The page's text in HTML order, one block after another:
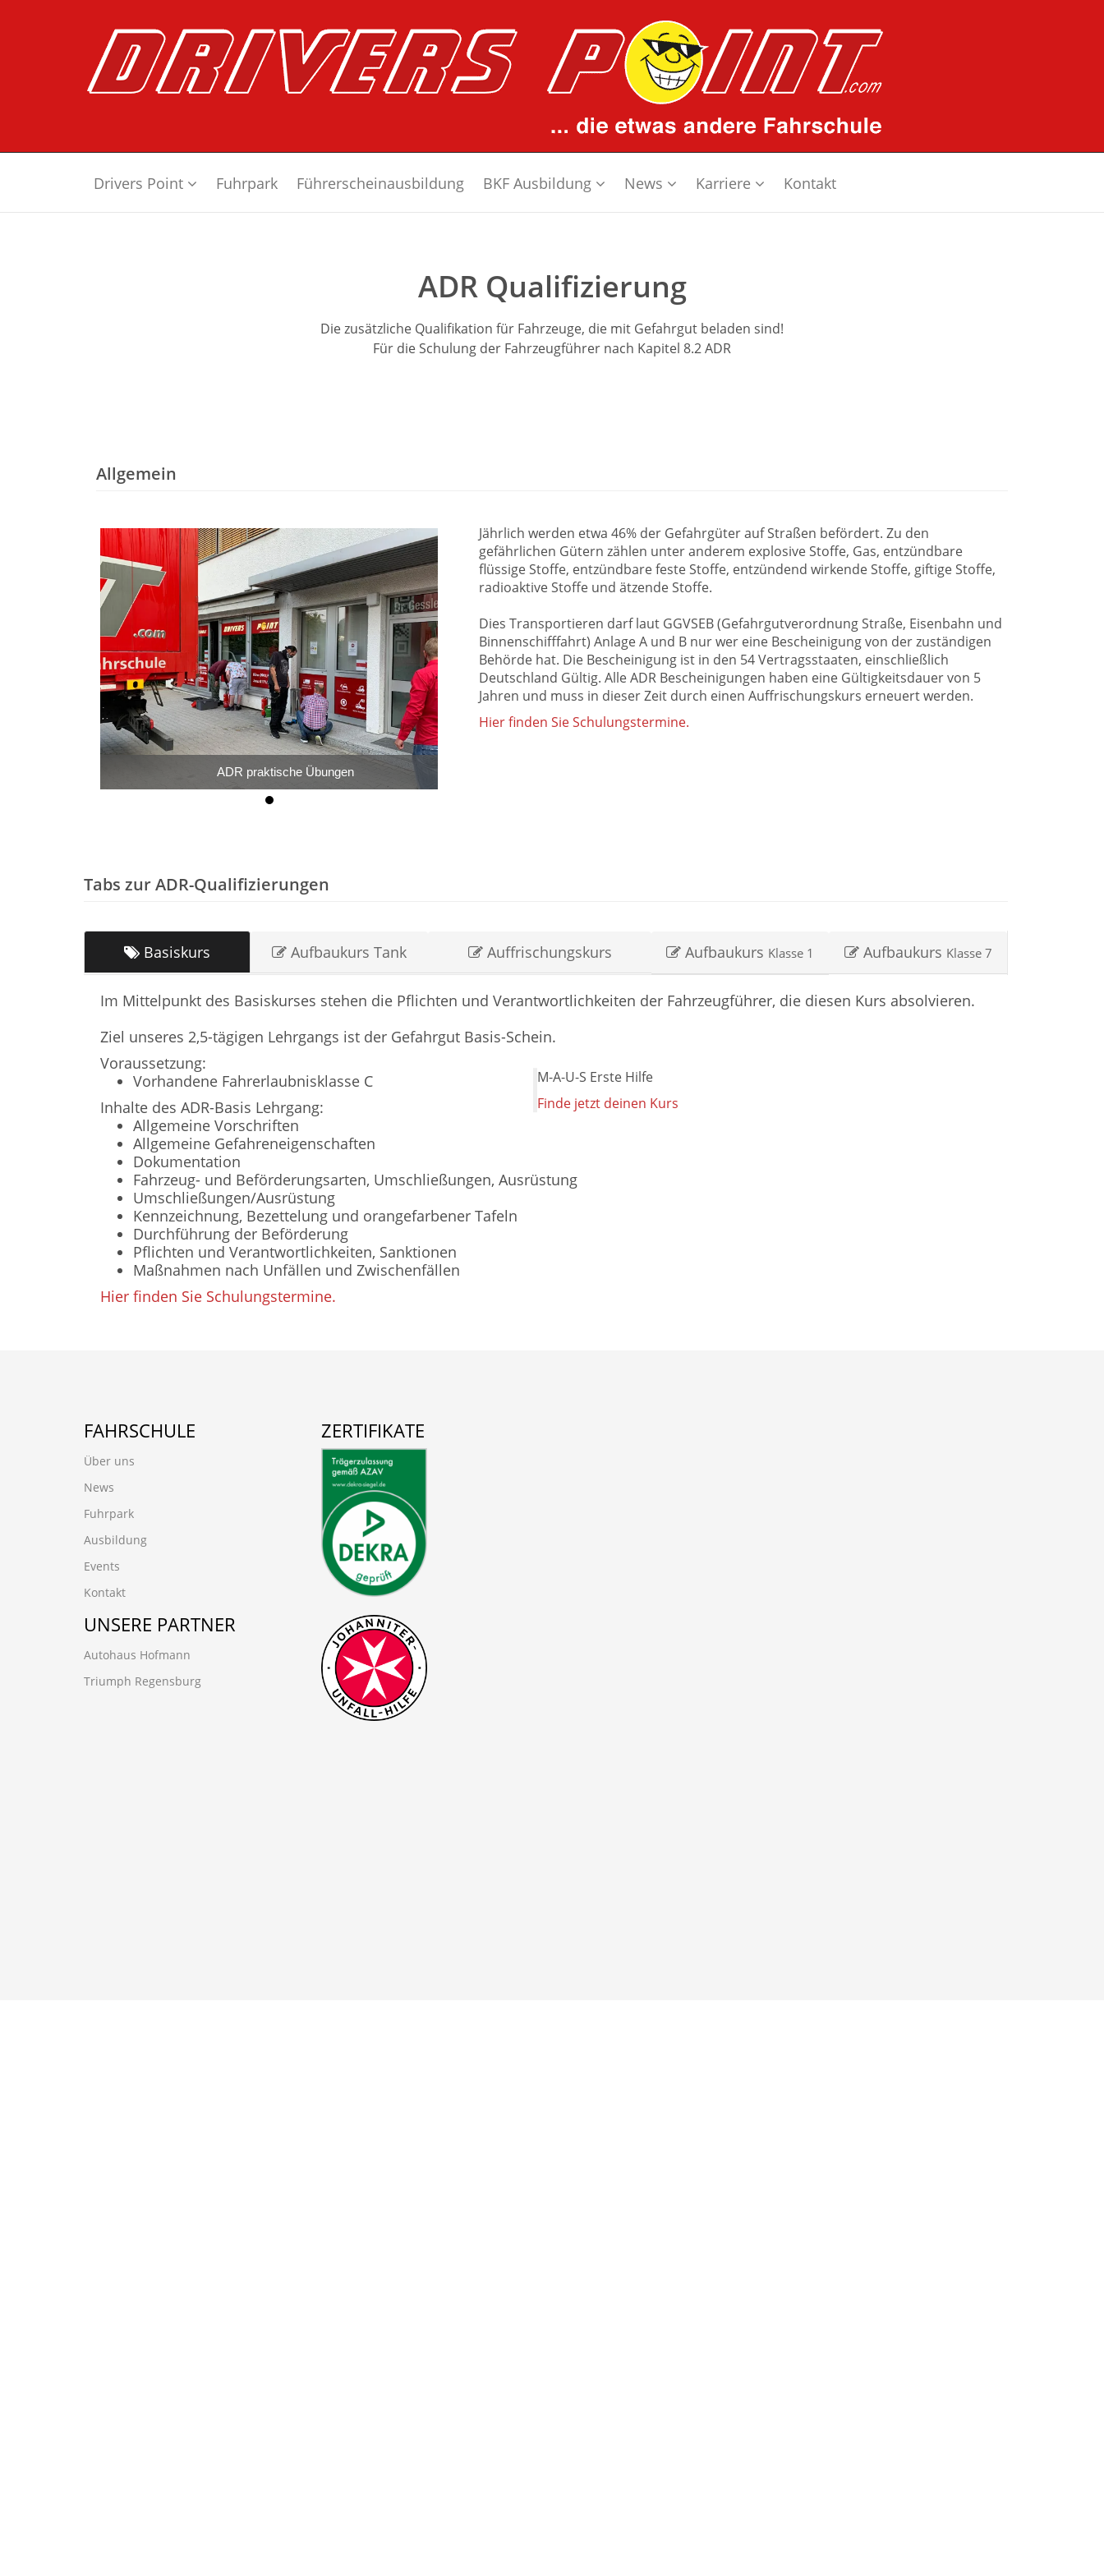
Drivers Point Fuhrpark Führerscheinausbildung BKF Ausbildung News Karriere Kontakt
ADR Qualifizierung
Die zusätzliche Qualifikation für Fahrzeuge, die mit Gefahrgut beladen sind!
Für die Schulung der Fahrzeugführer nach Kapitel 8.2 ADR
Allgemein
ADR praktische Übungen
Jährlich werden etwa 46% der Gefahrgüter auf Straßen befördert. Zu den
gefährlichen Gütern zählen unter anderem explosive Stoffe, Gas, entzündbare
flüssige Stoffe, entzündbare feste Stoffe, entzündend wirkende Stoffe, giftige Stoffe,
radioaktive Stoffe und ätzende Stoffe.
Dies Transportieren darf laut GGVSEB (Gefahrgutverordnung Straße, Eisenbahn und
Binnenschifffahrt) Anlage A und B nur wer eine Bescheinigung von der zuständigen
Behörde hat. Die Bescheinigung ist in den 54 Vertragsstaaten, einschließlich
Deutschland Gültig. Alle ADR Bescheinigungen haben eine Gültigkeitsdauer von 5
Jahren und muss in dieser Zeit durch einen Auffrischungskurs erneuert werden.
Hier finden Sie Schulungstermine.
Tabs zur ADR-Qualifizierungen
Basiskurs Aufbaukurs Tank Auffrischungskurs Aufbaukurs Klasse 1 Aufbaukurs Klasse 7
Im Mittelpunkt des Basiskurses stehen die Pflichten und Verantwortlichkeiten der Fahrzeugführer, die diesen Kurs absolvieren.
Ziel unseres 2,5-tägigen Lehrgangs ist der Gefahrgut Basis-Schein.
Voraussetzung:
Vorhandene Fahrerlaubnisklasse C
Inhalte des ADR-Basis Lehrgang:
Allgemeine Vorschriften
Allgemeine Gefahreneigenschaften
Dokumentation
Fahrzeug- und Beförderungsarten, Umschließungen, Ausrüstung
Umschließungen/Ausrüstung
Kennzeichnung, Bezettelung und orangefarbener Tafeln
Durchführung der Beförderung
Pflichten und Verantwortlichkeiten, Sanktionen
Maßnahmen nach Unfällen und Zwischenfällen
Hier finden Sie Schulungstermine.
FAHRSCHULE
Über uns
News
Fuhrpark
Ausbildung
Events
Kontakt
UNSERE PARTNER
Autohaus Hofmann
Triumph Regensburg
ZERTIFIKATE
M-A-U-S Erste Hilfe
Finde jetzt deinen Kurs